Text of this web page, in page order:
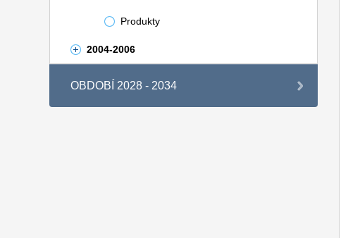
Produkty
2004-2006
OBDOBÍ 2028 - 2034